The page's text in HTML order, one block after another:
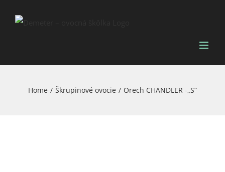
Home / Škrupinové ovocie / Orech CHANDLER -„S“